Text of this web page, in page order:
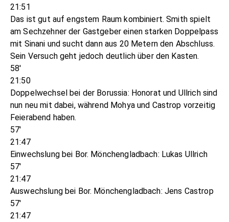
21:51
Das ist gut auf engstem Raum kombiniert. Smith spielt
am Sechzehner der Gastgeber einen starken Doppelpass
mit Sinani und sucht dann aus 20 Metern den Abschluss.
Sein Versuch geht jedoch deutlich über den Kasten.
58'
21:50
Doppelwechsel bei der Borussia: Honorat und Ullrich sind
nun neu mit dabei, während Mohya und Castrop vorzeitig
Feierabend haben.
57'
21:47
Einwechslung bei Bor. Mönchengladbach: Lukas Ullrich
57'
21:47
Auswechslung bei Bor. Mönchengladbach: Jens Castrop
57'
21:47